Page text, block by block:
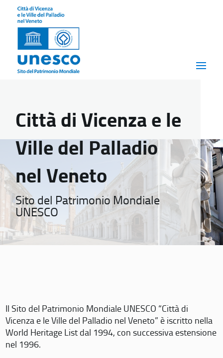
Città di Vicenza e le
Ville del Palladio
nel Veneto
Sito del Patrimonio Mondiale
UNESCO
Il Sito del Patrimonio Mondiale UNESCO “Città di
Vicenza e le Ville del Palladio nel Veneto” è iscritto nella
World Heritage List dal 1994, con successiva estensione
nel 1996.